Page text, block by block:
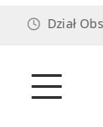
Dział Obsługi